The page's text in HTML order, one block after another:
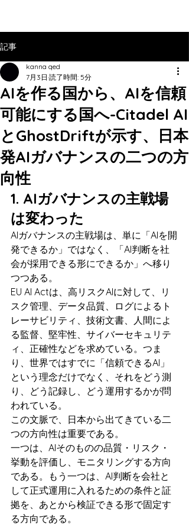
記事
AIを作る国から、AIを信頼
可能にする国へ-Citadel AI
とGhostDriftが示す、日本
発AIガバナンスの二つの方
向性
kanna qed
7月3日 読了時間: 5分
1. AIガバナンスの主戦場
は変わった
AIガバナンスの主戦場は、単に「AIを開
発できるか」ではなく、「AI判断を社
会が採用できる形にできるか」へ移り
つつある。
EU AI Actは、高リスクAIに対して、リ
スク管理、データ品質、ログによるト
レーサビリティ、技術文書、人間によ
る監督、堅牢性、サイバーセキュリテ
ィ、正確性などを求めている。つま
り、世界ではすでに「信頼できるAI」
という理念だけでなく、それをどう測
り、どう記録し、どう運用するかが問
われている。
この文脈で、日本から出てきている二
つの方向性は重要である。
一つは、AIそのものの品質・リスク・
挙動を評価し、モニタリングする方向
である。もう一つは、AI判断を会社と
して正式運用に入れるための条件と証
拠を、あとから検証できる形で固定す
る方向である。